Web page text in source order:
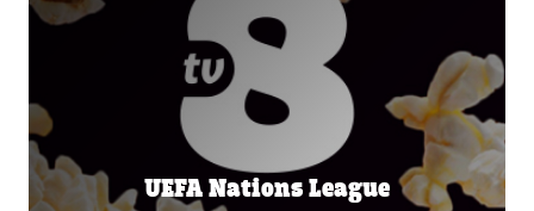
UEFA Nations League